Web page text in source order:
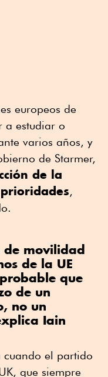
europeos de
a estudiar o
varios años, y
de Starmer,
de la
,
de movilidad
de la UE
que
de un
no un
Iain
cuando el partido
que siempre